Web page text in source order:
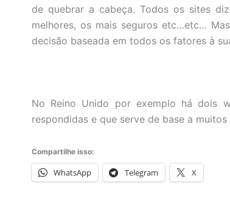
de quebrar a cabeça. Todos os sites
melhores, os mais seguros etc…etc…
decisão baseada em todos os fatores à
No Reino Unido por exemplo há dois
respondidas e que serve de base a
Compartilhe isso:
WhatsApp Telegram X